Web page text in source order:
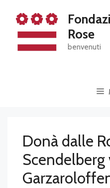
content
Rose
benvenuti
Donà dalle